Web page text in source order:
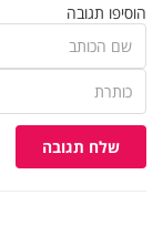
הוסיפו תגובה
שלח תגובה